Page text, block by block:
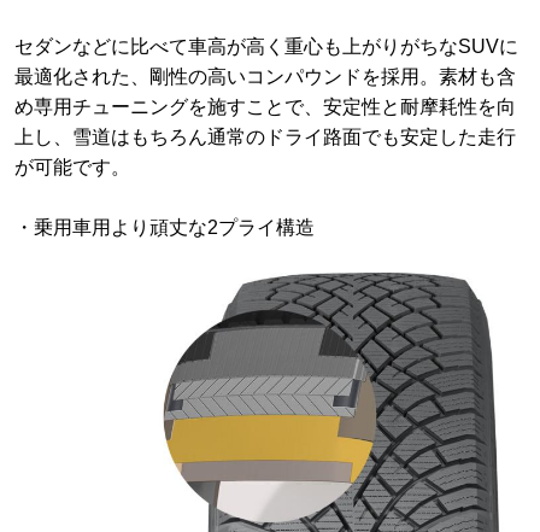
セダンなどに比べて車高が高く重心も上がりがちなSUVに
最適化された、剛性の高いコンパウンドを採用。素材も含
め専用チューニングを施すことで、安定性と耐摩耗性を向
上し、雪道はもちろん通常のドライ路面でも安定した走行
が可能です。
・乗用車用より頑丈な2プライ構造